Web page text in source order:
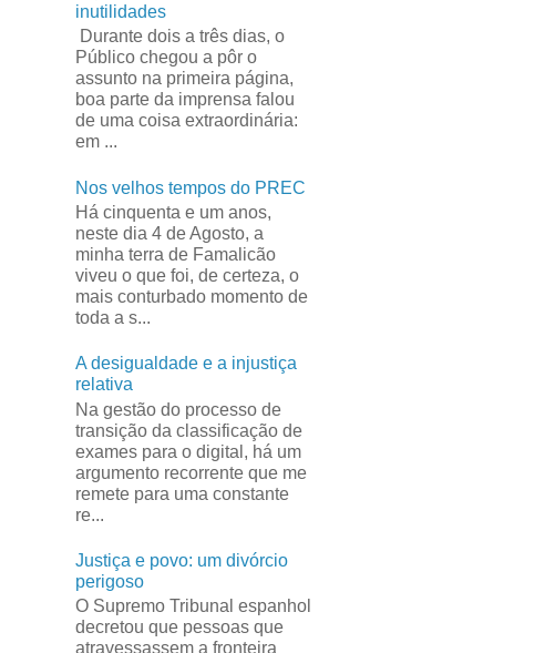
inutilidades
Durante dois a três dias, o
Público chegou a pôr o
assunto na primeira página,
boa parte da imprensa falou
de uma coisa extraordinária:
em ...
Nos velhos tempos do PREC
Há cinquenta e um anos,
neste dia 4 de Agosto, a
minha terra de Famalicão
viveu o que foi, de certeza, o
mais conturbado momento de
toda a s...
A desigualdade e a injustiça
relativa
Na gestão do processo de
transição da classificação de
exames para o digital, há um
argumento recorrente que me
remete para uma constante
re...
Justiça e povo: um divórcio
perigoso
O Supremo Tribunal espanhol
decretou que pessoas que
atravessassem a fronteira